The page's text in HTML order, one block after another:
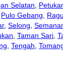
Selatan,
Pulo Gebang,
, Selong,
, Taman Sari,
, Tengah,